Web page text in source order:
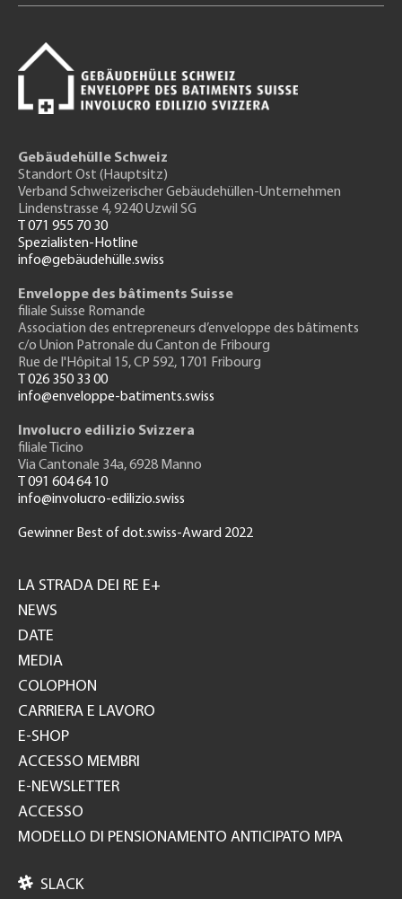
Gebäudehülle Schweiz
Standort Ost (Hauptsitz)
Verband Schweizerischer Gebäudehüllen-Unternehmen
Lindenstrasse 4, 9240 Uzwil SG
T 071 955 70 30
Spezialisten-Hotline
info@gebäudehülle.swiss
Enveloppe des bâtiments Suisse
filiale Suisse Romande
Association des entrepreneurs d’enveloppe des bâtiments
c/o Union Patronale du Canton de Fribourg
Rue de l'Hôpital 15, CP 592, 1701 Fribourg
T 026 350 33 00
info@enveloppe-batiments.swiss
Involucro edilizio Svizzera
filiale Ticino
Via Cantonale 34a, 6928 Manno
T 091 604 64 10
info@involucro-edilizio.swiss
Gewinner Best of dot.swiss-Award 2022
GH
LA STRADA DEI RE E+
NEWS
DATE
MEDIA
COLOPHON
CARRIERA E LAVORO
E-SHOP
ACCESSO MEMBRI
E-NEWSLETTER
ACCESSO
MODELLO DI PENSIONAMENTO ANTICIPATO MPA
 SLACK